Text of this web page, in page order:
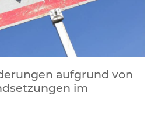
aufgrund von
im